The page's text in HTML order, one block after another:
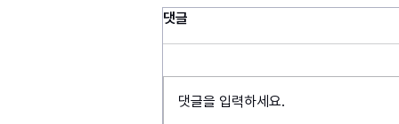
댓글
댓글을 입력하세요.